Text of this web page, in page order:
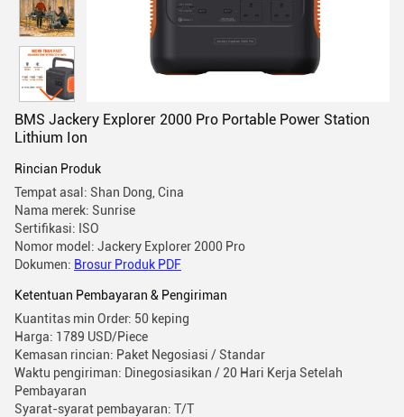
BMS Jackery Explorer 2000 Pro Portable Power Station
Lithium Ion
Rincian Produk
Tempat asal: Shan Dong, Cina
Nama merek: Sunrise
Sertifikasi: ISO
Nomor model: Jackery Explorer 2000 Pro
Dokumen: Brosur Produk PDF
Ketentuan Pembayaran & Pengiriman
Kuantitas min Order: 50 keping
Harga: 1789 USD/Piece
Kemasan rincian: Paket Negosiasi / Standar
Waktu pengiriman: Dinegosiasikan / 20 Hari Kerja Setelah
Pembayaran
Syarat-syarat pembayaran: T/T